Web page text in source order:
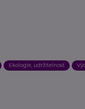
Ekologie, udržitelnost